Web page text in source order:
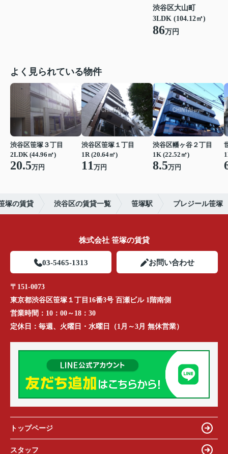
渋谷区大山町
3LDK (104.12㎡)
86万円
よく見られている物件
渋谷区笹塚３丁目
2LDK (44.96㎡)
20.5万円
渋谷区笹塚１丁目
1R (20.64㎡)
11万円
渋谷区幡ヶ谷２丁目
1K (22.52㎡)
8.5万円
塚の賃貸 渋谷区の賃貸一覧 笹塚駅 プレジール笹塚
株式会社 笹塚の賃貸
03-5465-1313 お問い合わせ
〒151-0073
東京都渋谷区笹塚１丁目16番3号 百瀬ビル 1階南側
営業時間： 10：00～18：30
定休日： 毎週、火曜日・水曜日（1月～3月 無休営業）
トップページ
スタッフ